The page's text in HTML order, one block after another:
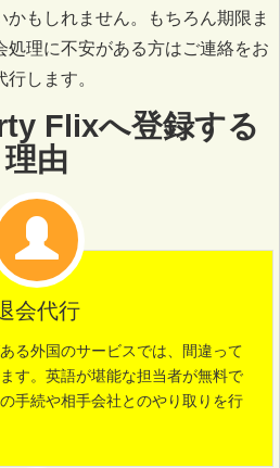
もしれません。もちろん期限ま
処理に不安がある方はご連絡をお
します。
Flixへ登録する
理由
会代行
る外国のサービスでは、間違って
す。英語が堪能な担当者が無料で
手続や相手会社とのやり取りを行